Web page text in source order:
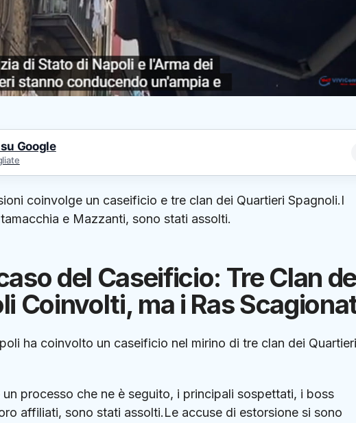
Google
coinvolge un caseificio e tre clan dei Quartieri Spagnoli.I
e Mazzanti, sono stati assolti.
del Caseificio: Tre Clan
Coinvolti, ma i Ras
ha coinvolto un caseificio nel mirino di tre clan dei Quartieri
processo che ne è seguito, i principali sospettati, i boss
affiliati, sono stati assolti.Le accuse di estorsione si sono